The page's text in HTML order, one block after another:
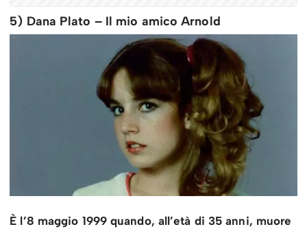
5) Dana Plato – Il mio amico Arnold
È l’8 maggio 1999 quando, all’età di 35 anni, muore